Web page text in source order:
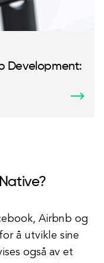
Development:
Airbnb og
å utvikle sine
også av et